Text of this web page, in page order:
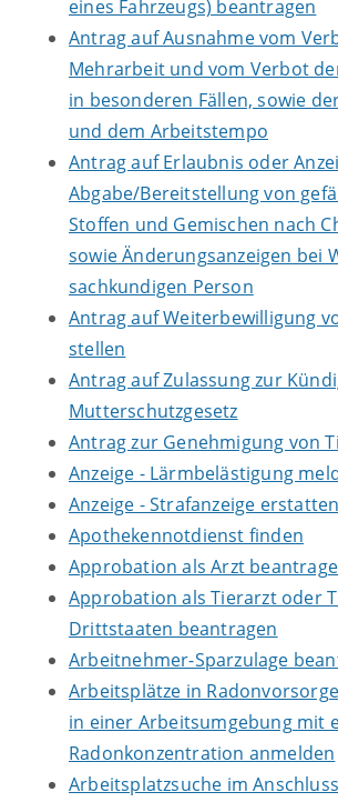
eines Fahrzeugs) beantragen
Antrag auf Ausnahme vom
Mehrarbeit und vom Verbot
in besonderen Fällen, sowie
und dem Arbeitstempo
Antrag auf Erlaubnis oder
Abgabe/Bereitstellung von
Stoffen und Gemischen nach
sowie Änderungsanzeigen bei
sachkundigen Person
Antrag auf Weiterbewilligung
stellen
Antrag auf Zulassung zur
Mutterschutzgesetz
Antrag zur Genehmigung von
Anzeige - Lärmbelästigung
Anzeige - Strafanzeige erstatten
Apothekennotdienst finden
Approbation als Arzt
Approbation als Tierarzt oder
Drittstaaten beantragen
Arbeitnehmer-Sparzulage
Arbeitsplätze in
in einer Arbeitsumgebung mit
Radonkonzentration anmelden
Arbeitsplatzsuche im